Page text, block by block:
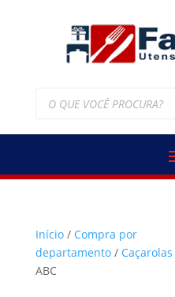
produtos
Início/ Compra por
departamento/ Caçarolas
ABC